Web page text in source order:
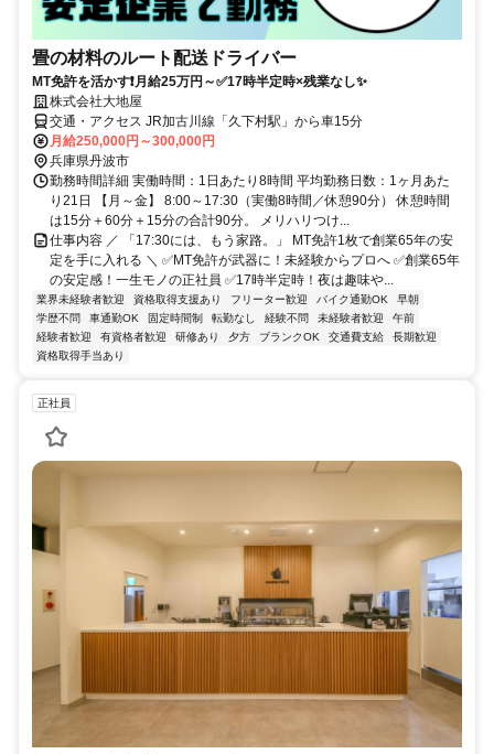
畳の材料のルート配送ドライバー
MT免許を活かす❗月給25万円～✅17時半定時×残業なし✨
株式会社大地屋
交通・アクセス JR加古川線「久下村駅」から車15分
月給250,000円～300,000円
兵庫県丹波市
勤務時間詳細 実働時間：1日あたり8時間 平均勤務日数：1ヶ月あた
り21日 【月～金】 8:00～17:30（実働8時間／休憩90分） 休憩時間
は15分＋60分＋15分の合計90分。 メリハリつけ...
仕事内容 ／ 「17:30には、もう家路。」 MT免許1枚で創業65年の安
定を手に入れる ＼ ✅MT免許が武器に！未経験からプロへ ✅創業65年
の安定感！一生モノの正社員 ✅17時半定時！夜は趣味や...
業界未経験者歓迎 資格取得支援あり フリーター歓迎 バイク通勤OK
早朝
学歴不問
車通勤OK 固定時間制 転勤なし 経験不問 未経験者歓迎
午前
経験者歓迎
有資格者歓迎 研修あり 夕方 ブランクOK 交通費支給
長期歓迎
資格取得手当あり
正社員